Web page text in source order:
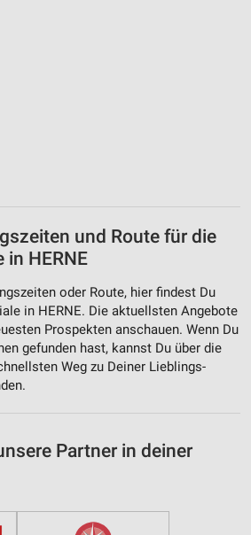
und Route für die
in HERNE
oder Route, hier findest Du
in HERNE. Die aktuellsten Angebote
Prospekten anschauen. Wenn Du
gefunden hast, kannst Du über die
Weg zu Deiner Lieblings-
Partner in deiner